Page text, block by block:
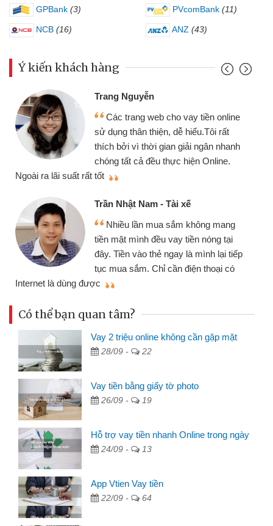
GPBank (3) PVcomBank (11)
NCB (16) ANZ (43)
Ý kiến khách hàng
Trang Nguyễn
Các trang web cho vay tiền online
sử dụng thân thiện, dễ hiểu.Tôi rất
thích bởi vì thời gian giải ngân nhanh
chóng tất cả đều thực hiện Online.
Ngoài ra lãi suất rất tốt
Trần Nhật Nam - Tài xế
Nhiều lần mua sắm không mang
tiền mặt mình đều vay tiền nóng tại
đây. Tiền vào thẻ ngay là mình lại tiếp
tục mua sắm. Chỉ cần điện thoại có
Internet là dùng được
Có thể bạn quan tâm?
Vay 2 triệu online không cần gặp mặt
28/09 - 22
Vay tiền bằng giấy tờ photo
26/09 - 19
Hỗ trợ vay tiền nhanh Online trong ngày
24/09 - 13
App Vtien Vay tiền
22/09 - 64